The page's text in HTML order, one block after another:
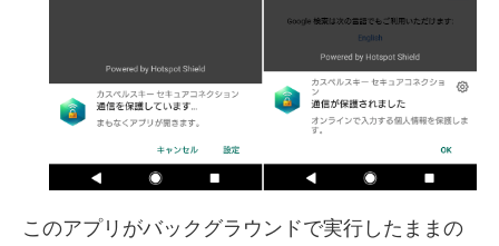
このアプリがバックグラウンドで実行したままの